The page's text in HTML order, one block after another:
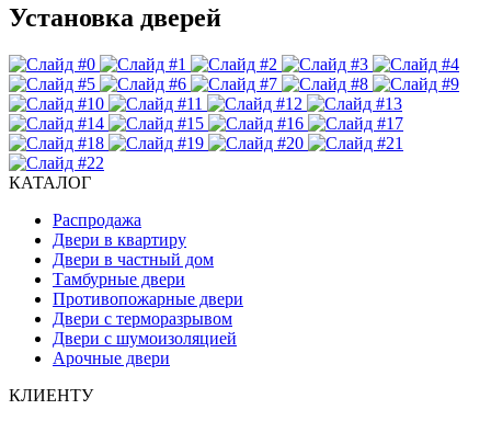
Установка дверей
КАТАЛОГ
Распродажа
Двери в квартиру
Двери в частный дом
Тамбурные двери
Противопожарные двери
Двери с терморазрывом
Двери с шумоизоляцией
Арочные двери
КЛИЕНТУ